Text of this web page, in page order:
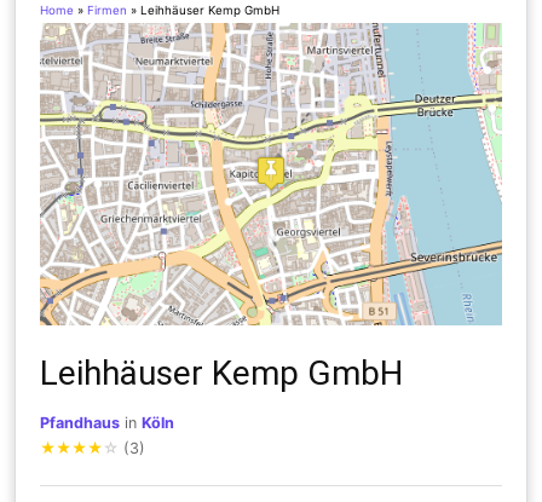
Home » Firmen »Leihhäuser Kemp GmbH
Leihhäuser Kemp GmbH
Pfandhaus inKöln
★★★★ ☆ (3)